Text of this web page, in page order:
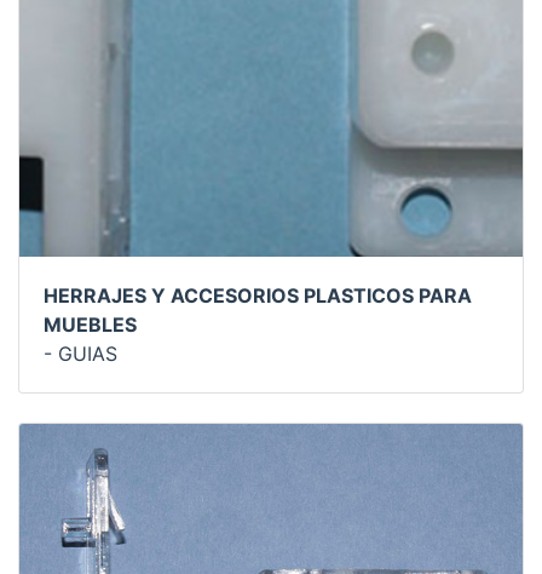
HERRAJES Y ACCESORIOS PLASTICOS PARA
MUEBLES
- GUIAS